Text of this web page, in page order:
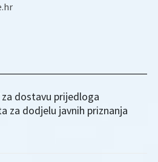
za dostavu prijedloga
za dodjelu javnih priznanja